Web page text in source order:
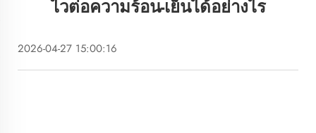
ไวต่อความร้อน-เย็นได้อย่างไร
2026-04-27 15:00:16